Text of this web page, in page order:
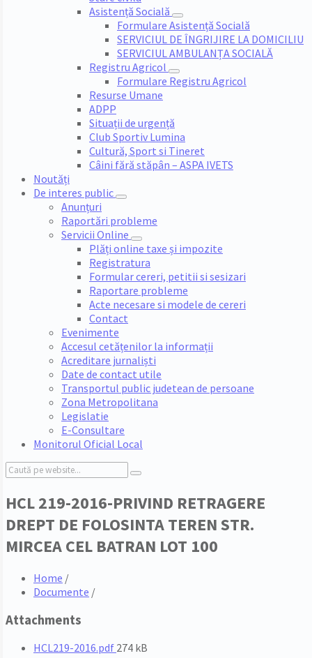
Asistență Socială
Formulare Asistență Socială
SERVICIUL DE ÎNGRIJIRE LA DOMICILIU
SERVICIUL AMBULANȚA SOCIALĂ
Registru Agricol
Formulare Registru Agricol
Resurse Umane
ADPP
Situații de urgență
Club Sportiv Lumina
Cultură, Sport si Tineret
Câini fără stăpân – ASPA IVETS
Noutăți
De interes public
Anunțuri
Raportări probleme
Servicii Online
Plăți online taxe și impozite
Registratura
Formular cereri, petitii si sesizari
Raportare probleme
Acte necesare si modele de cereri
Contact
Evenimente
Accesul cetățenilor la informații
Acreditare jurnaliști
Date de contact utile
Transportul public judetean de persoane
Zona Metropolitana
Legislatie
E-Consultare
Monitorul Oficial Local
Search:
HCL 219-2016-PRIVIND RETRAGERE
DREPT DE FOLOSINTA TEREN STR.
MIRCEA CEL BATRAN LOT 100
Home /
Documente /
Attachments
HCL219-2016.pdf File
274 kB